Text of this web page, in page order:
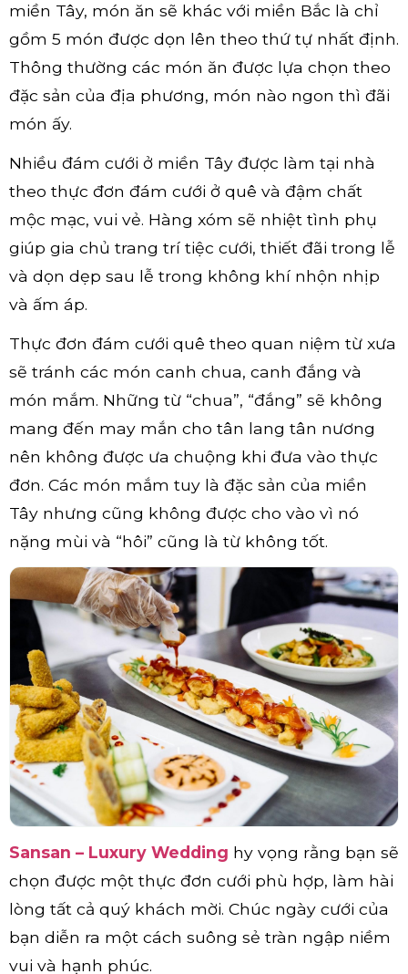
miền Tây, món ăn sẽ khác với miền Bắc là chỉ
gồm 5 món được dọn lên theo thứ tự nhất định.
Thông thường các món ăn được lựa chọn theo
đặc sản của địa phương, món nào ngon thì đãi
món ấy.
Nhiều đám cưới ở miền Tây được làm tại nhà
theo thực đơn đám cưới ở quê và đậm chất
mộc mạc, vui vẻ. Hàng xóm sẽ nhiệt tình phụ
giúp gia chủ trang trí tiệc cưới, thiết đãi trong lễ
và dọn dẹp sau lễ trong không khí nhộn nhịp
và ấm áp.
Thực đơn đám cưới quê theo quan niệm từ xưa
sẽ tránh các món canh chua, canh đắng và
món mắm. Những từ “chua”, “đắng” sẽ không
mang đến may mắn cho tân lang tân nương
nên không được ưa chuộng khi đưa vào thực
đơn. Các món mắm tuy là đặc sản của miền
Tây nhưng cũng không được cho vào vì nó
nặng mùi và “hôi” cũng là từ không tốt.
Sansan – Luxury Wedding hy vọng rằng bạn sẽ
chọn được một thực đơn cưới phù hợp, làm hài
lòng tất cả quý khách mời. Chúc ngày cưới của
bạn diễn ra một cách suông sẻ tràn ngập niềm
vui và hạnh phúc.